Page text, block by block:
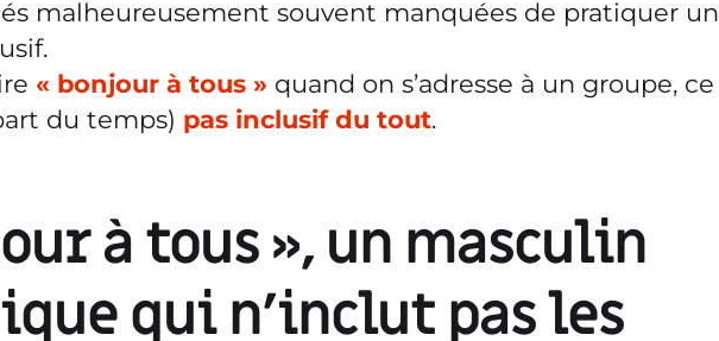
malheureusement souvent manquées de pratiquer un
« bonjour à tous » quand on s’adresse à un groupe, ce
du temps) pas inclusif du tout.
à tous », un masculin
qui n’inclut pas les